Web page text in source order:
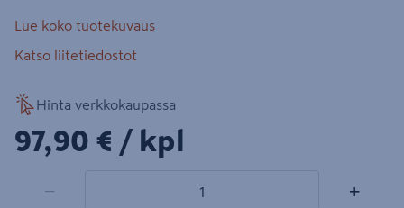
Lue koko tuotekuvaus
Katso liitetiedostot
Hinta verkkokaupassa
97,90€/kpl
97,90 € / kpl
− +